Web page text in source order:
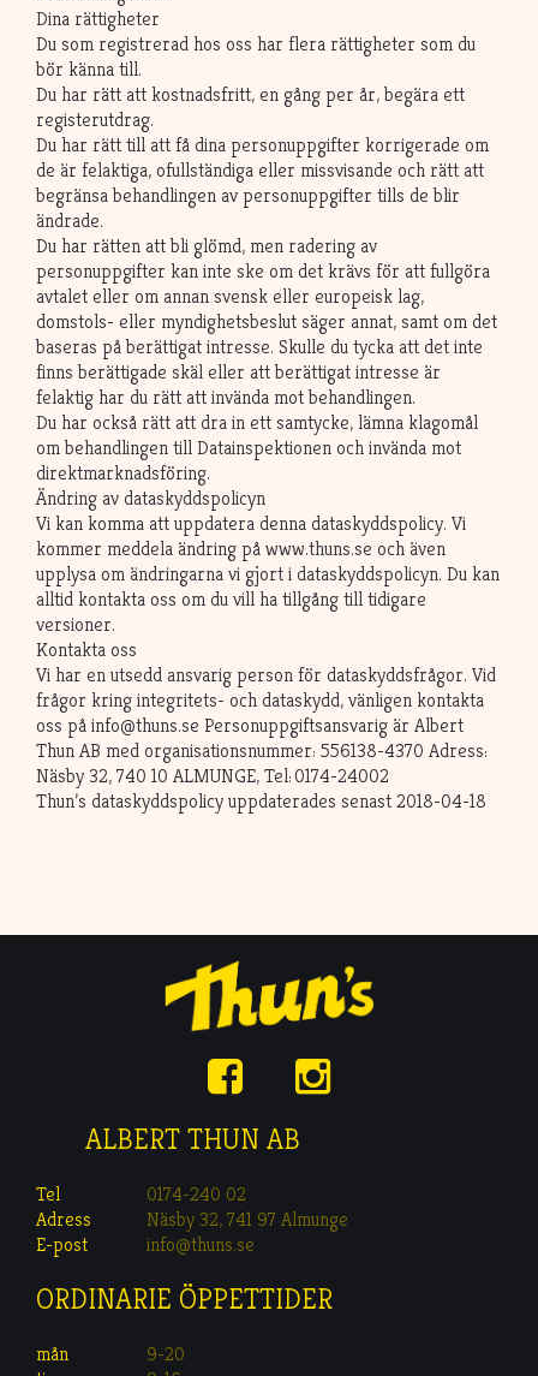
Dina rättigheter
Du som registrerad hos oss har flera rättigheter som du
bör känna till.
Du har rätt att kostnadsfritt, en gång per år, begära ett
registerutdrag.
Du har rätt till att få dina personuppgifter korrigerade om
de är felaktiga, ofullständiga eller missvisande och rätt att
begränsa behandlingen av personuppgifter tills de blir
ändrade.
Du har rätten att bli glömd, men radering av
personuppgifter kan inte ske om det krävs för att fullgöra
avtalet eller om annan svensk eller europeisk lag,
domstols- eller myndighetsbeslut säger annat, samt om det
baseras på berättigat intresse. Skulle du tycka att det inte
finns berättigade skäl eller att berättigat intresse är
felaktig har du rätt att invända mot behandlingen.
Du har också rätt att dra in ett samtycke, lämna klagomål
om behandlingen till Datainspektionen och invända mot
direktmarknadsföring.
Ändring av dataskyddspolicyn
Vi kan komma att uppdatera denna dataskyddspolicy. Vi
kommer meddela ändring på www.thuns.se och även
upplysa om ändringarna vi gjort i dataskyddspolicyn. Du kan
alltid kontakta oss om du vill ha tillgång till tidigare
versioner.
Kontakta oss
Vi har en utsedd ansvarig person för dataskyddsfrågor. Vid
frågor kring integritets- och dataskydd, vänligen kontakta
oss påinfo@thuns.se Personuppgiftsansvarig är Albert
Thun AB med organisationsnummer: 556138-4370 Adress:
Näsby 32, 740 10 ALMUNGE, Tel: 0174-24002
Thun’s dataskyddspolicy uppdaterades senast 2018-04-18
ALBERT THUN AB
Tel
0174-240 02
Adress
Näsby 32, 741 97 Almunge
E-post
info@thuns.se
ORDINARIE ÖPPETTIDER
mån
9-20